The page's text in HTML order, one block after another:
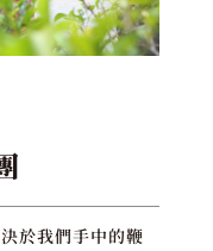
於我們手中的鞭